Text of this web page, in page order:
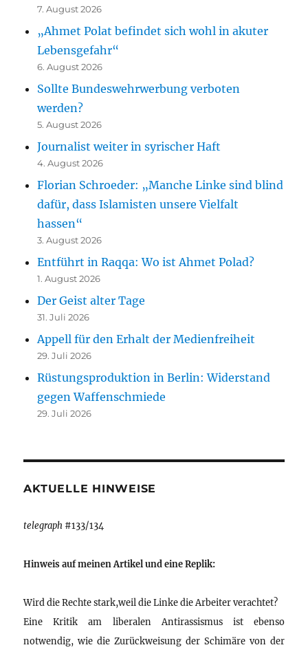
7. August 2026
„Ahmet Polat befindet sich wohl in akuter
Lebensgefahr“
6. August 2026
Sollte Bundeswehrwerbung verboten
werden?
5. August 2026
Journalist weiter in syrischer Haft
4. August 2026
Florian Schroeder: „Manche Linke sind blind
dafür, dass Islamisten unsere Vielfalt
hassen“
3. August 2026
Entführt in Raqqa: Wo ist Ahmet Polad?
1. August 2026
Der Geist alter Tage
31. Juli 2026
Appell für den Erhalt der Medienfreiheit
29. Juli 2026
Rüstungsproduktion in Berlin: Widerstand
gegen Waffenschmiede
29. Juli 2026
AKTUELLE HINWEISE
telegraph #133/134
Hinweis auf meinen Artikel und eine Replik:
Wird die Rechte stark,weil die Linke die Arbeiter verachtet?
Eine Kritik am liberalen Antirassismus ist ebenso
notwendig, wie die Zurückweisung der Schimäre von der